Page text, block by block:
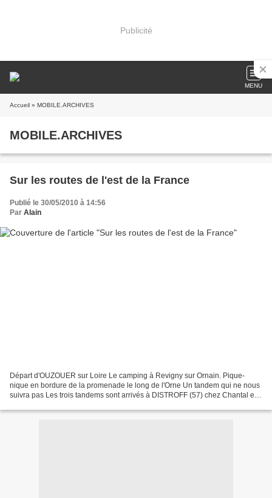
Publicité
MENU
Accueil » MOBILE.ARCHIVES
MOBILE.ARCHIVES
Sur les routes de l'est de la France
Publié le 30/05/2010 à 14:56
Par Alain
Départ d'OUZOUER sur Loire Le camping à Revigny sur Ornain. Pique-
nique en bordure de la promenade le long de l'Orne Un tandem qui ne nous
suivra pas Les trois tandems sont arrivés à DISTROFF (57) chez Chantal et